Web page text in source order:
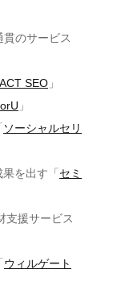
のサービス
SEO 」
」
ソーシャルセリ
を出す「 セミ
支援サービス
ウィルゲート